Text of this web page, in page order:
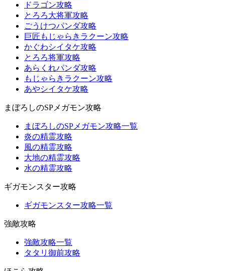
ドラゴン攻略
とろろ大将軍攻略
ごうけつパンダ攻略
巨匠もじゃらきラクーン攻略
かぐわシイタケ攻略
とろろ将軍攻略
あらくれパンダ攻略
もじゃらきラクーン攻略
あやシイタケ攻略
まぼろしのSPメガモン攻略
まぼろしのSPメガモン攻略一覧
炎の精霊攻略
風の精霊攻略
大地の精霊攻略
水の精霊攻略
ギガモンスター攻略
ギガモンスター攻略一覧
強敵攻略
強敵攻略一覧
タタリ御前攻略